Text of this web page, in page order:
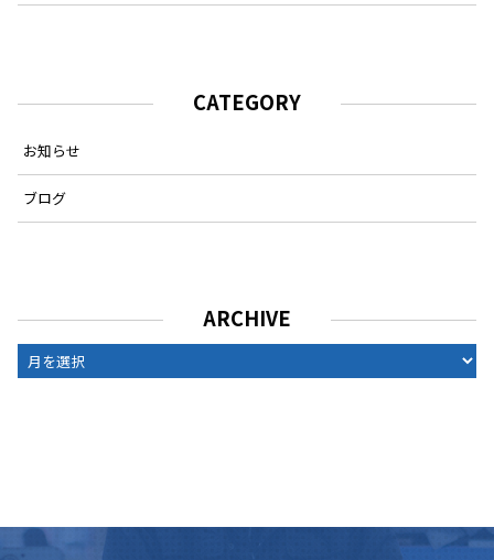
CATEGORY
お知らせ
ブログ
ARCHIVE
ARCHIVE